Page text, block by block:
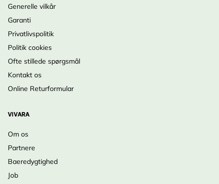
Generelle vilkår
Garanti
Privatlivspolitik
Politik cookies
Ofte stillede spørgsmål
Kontakt os
Online Returformular
VIVARA
Om os
Partnere
Baeredygtighed
Job